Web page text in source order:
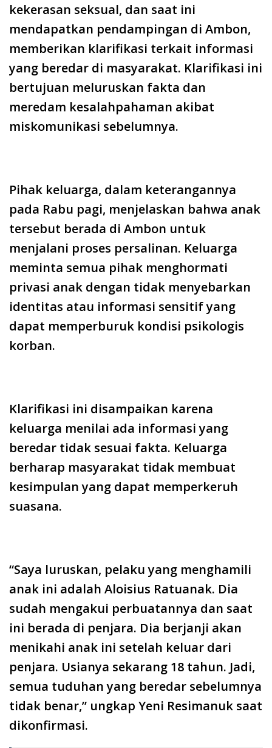
kekerasan seksual, dan saat ini
mendapatkan pendampingan di Ambon,
memberikan klarifikasi terkait informasi
yang beredar di masyarakat. Klarifikasi ini
bertujuan meluruskan fakta dan
meredam kesalahpahaman akibat
miskomunikasi sebelumnya.
Pihak keluarga, dalam keterangannya
pada Rabu pagi, menjelaskan bahwa anak
tersebut berada di Ambon untuk
menjalani proses persalinan. Keluarga
meminta semua pihak menghormati
privasi anak dengan tidak menyebarkan
identitas atau informasi sensitif yang
dapat memperburuk kondisi psikologis
korban.
Klarifikasi ini disampaikan karena
keluarga menilai ada informasi yang
beredar tidak sesuai fakta. Keluarga
berharap masyarakat tidak membuat
kesimpulan yang dapat memperkeruh
suasana.
“Saya luruskan, pelaku yang menghamili
anak ini adalah Aloisius Ratuanak. Dia
sudah mengakui perbuatannya dan saat
ini berada di penjara. Dia berjanji akan
menikahi anak ini setelah keluar dari
penjara. Usianya sekarang 18 tahun. Jadi,
semua tuduhan yang beredar sebelumnya
tidak benar,” ungkap Yeni Resimanuk saat
dikonfirmasi.